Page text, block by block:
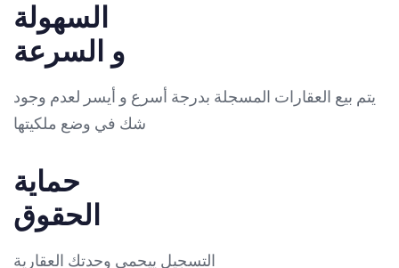
السهولة
و السرعة
يتم بيع العقارات المسجلة بدرجة أسرع و أيسر لعدم وجود
شك في وضع ملكيتها
حماية
الحقوق
التسجيل ييحمي وحدتك العقارية